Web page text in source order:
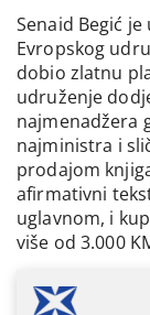
Senaid Begić
Evropskog
dobio zlatnu
udruženje
najmenadžera
najministra i
prodajom
afirmativni
uglavnom, i
više od 3.000